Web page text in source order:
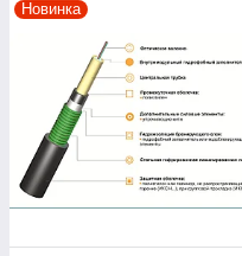
Новинка